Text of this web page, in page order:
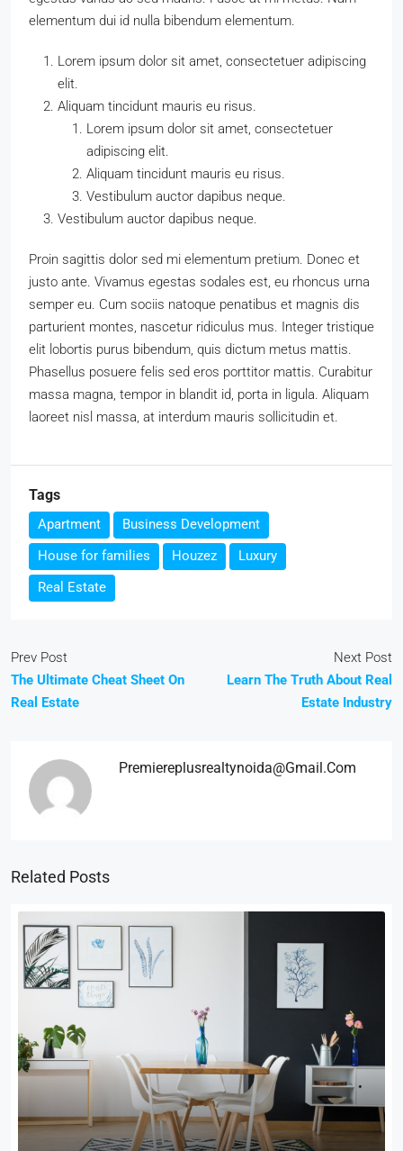
elementum dui id nulla bibendum elementum.
Lorem ipsum dolor sit amet, consectetuer adipiscing
elit.
Aliquam tincidunt mauris eu risus.
Lorem ipsum dolor sit amet, consectetuer
adipiscing elit.
Aliquam tincidunt mauris eu risus.
Vestibulum auctor dapibus neque.
Vestibulum auctor dapibus neque.
Proin sagittis dolor sed mi elementum pretium. Donec et
justo ante. Vivamus egestas sodales est, eu rhoncus urna
semper eu. Cum sociis natoque penatibus et magnis dis
parturient montes, nascetur ridiculus mus. Integer tristique
elit lobortis purus bibendum, quis dictum metus mattis.
Phasellus posuere felis sed eros porttitor mattis. Curabitur
massa magna, tempor in blandit id, porta in ligula. Aliquam
laoreet nisl massa, at interdum mauris sollicitudin et.
Tags
Apartment
Business Development
House for families
Houzez
Luxury
Real Estate
Prev Post
The Ultimate Cheat Sheet On
Real Estate
Next Post
Learn The Truth About Real
Estate Industry
Premiereplusrealtynoida@gmail.com
Related Posts